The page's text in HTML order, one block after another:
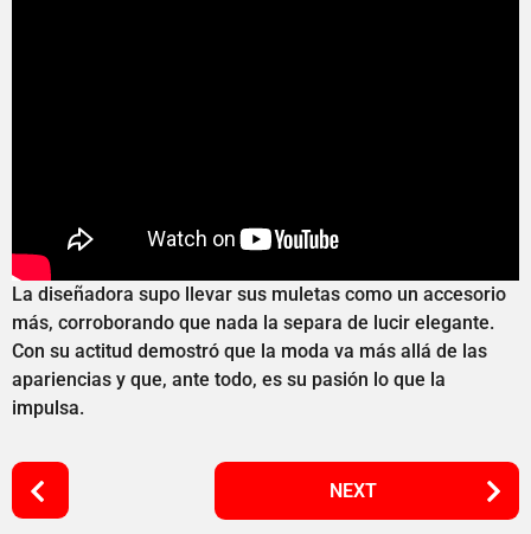
La diseñadora supo llevar sus muletas como un accesorio
más, corroborando que nada la separa de lucir elegante.
Con su actitud demostró que la moda va más allá de las
apariencias y que, ante todo, es su pasión lo que la
impulsa.
P
o
NEXT